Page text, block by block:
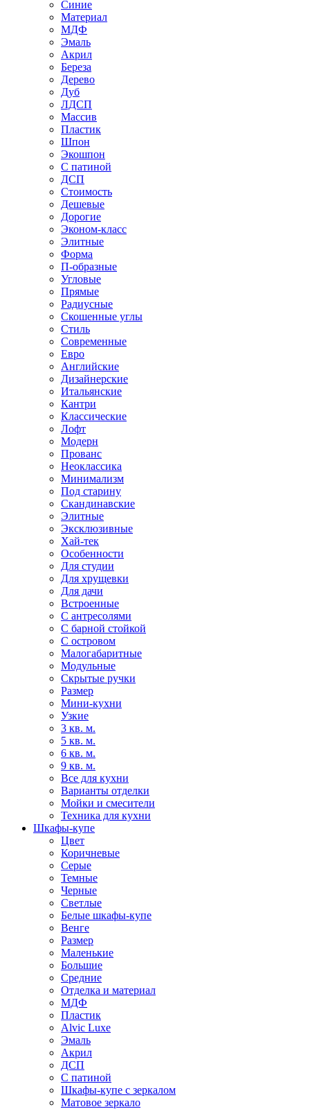
Синие
Материал
МДФ
Эмаль
Акрил
Береза
Дерево
Дуб
ЛДСП
Массив
Пластик
Шпон
Экошпон
С патиной
ДСП
Стоимость
Дешевые
Дорогие
Эконом-класс
Элитные
Форма
П-образные
Угловые
Прямые
Радиусные
Скошенные углы
Стиль
Современные
Евро
Английские
Дизайнерские
Итальянские
Кантри
Классические
Лофт
Модерн
Прованс
Неоклассика
Минимализм
Под старину
Скандинавские
Элитные
Эксклюзивные
Хай-тек
Особенности
Для студии
Для хрущевки
Для дачи
Встроенные
С антресолями
С барной стойкой
С островом
Малогабаритные
Модульные
Скрытые ручки
Размер
Мини-кухни
Узкие
3 кв. м.
5 кв. м.
6 кв. м.
9 кв. м.
Все для кухни
Варианты отделки
Мойки и смесители
Техника для кухни
Шкафы-купе
Цвет
Коричневые
Серые
Темные
Черные
Светлые
Белые шкафы-купе
Венге
Размер
Маленькие
Большие
Средние
Отделка и материал
МДФ
Пластик
Alvic Luxe
Эмаль
Акрил
ДСП
С патиной
Шкафы-купе с зеркалом
Матовое зеркало